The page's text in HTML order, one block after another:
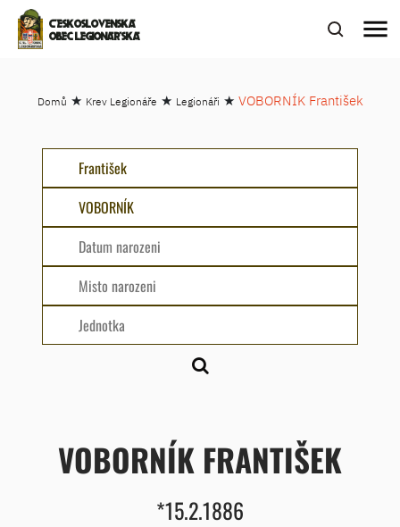
ČESKOSLOVENSKÁ
OBEC LEGIONÁŘSKÁ
menu
Domů ★ Krev Legionáře ★ Legionáři ★ VOBORNÍK František
VOBORNÍK FRANTIŠEK
*15.2.1886